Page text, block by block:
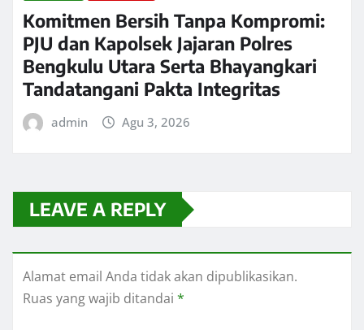
Komitmen Bersih Tanpa Kompromi:
PJU dan Kapolsek Jajaran Polres
Bengkulu Utara Serta Bhayangkari
Tandatangani Pakta Integritas
admin Agu 3, 2026
LEAVE A REPLY
Alamat email Anda tidak akan dipublikasikan.
Ruas yang wajib ditandai *